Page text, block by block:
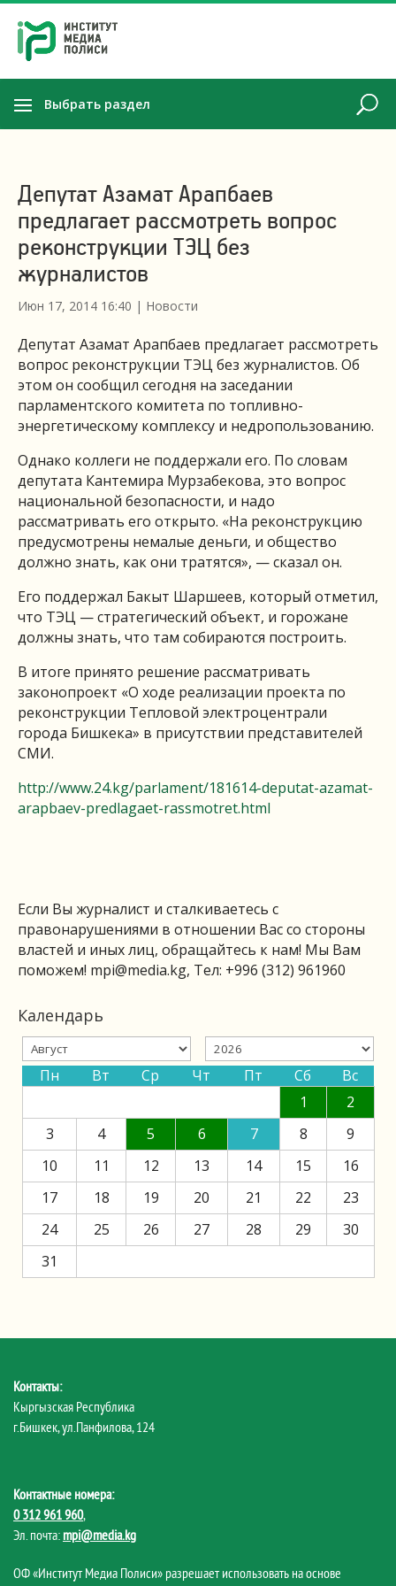
Выбрать раздел
Депутат Азамат Арапбаев
предлагает рассмотреть вопрос
реконструкции ТЭЦ без
журналистов
Июн 17, 2014 16:40 | Новости
Депутат Азамат Арапбаев предлагает рассмотреть
вопрос реконструкции ТЭЦ без журналистов. Об
этом он сообщил сегодня на заседании
парламентского комитета по топливно-
энергетическому комплексу и недропользованию.
Однако коллеги не поддержали его. По словам
депутата Кантемира Мурзабекова, это вопрос
национальной безопасности, и надо
рассматривать его открыто. «На реконструкцию
предусмотрены немалые деньги, и общество
должно знать, как они тратятся», — сказал он.
Его поддержал Бакыт Шаршеев, который отметил,
что ТЭЦ — стратегический объект, и горожане
должны знать, что там собираются построить.
В итоге принято решение рассматривать
законопроект «О ходе реализации проекта по
реконструкции Тепловой электроцентрали
города Бишкека» в присутствии представителей
СМИ.
http://www.24.kg/parlament/181614-deputat-azamat-
arapbaev-predlagaet-rassmotret.html
Если Вы журналист и сталкиваетесь с
правонарушениями в отношении Вас со стороны
властей и иных лиц, обращайтесь к нам! Мы Вам
поможем! mpi@media.kg, Тел: +996 (312) 961960
Календарь
Пн Вт Ср Чт Пт Сб
Вс
1
2
3
4 5 6 7 8
9
10
11 12 13 14 15
16
17
18 19 20 21 22
23
24
25 26 27 28 29
30
31
Контакты:
Кыргызская Республика
г.Бишкек, ул.Панфилова, 124
Контактные номера:
0 312 961 960,
Эл. почта: mpi@media.kg
ОФ «Институт Медиа Полиси» разрешает использовать на основе